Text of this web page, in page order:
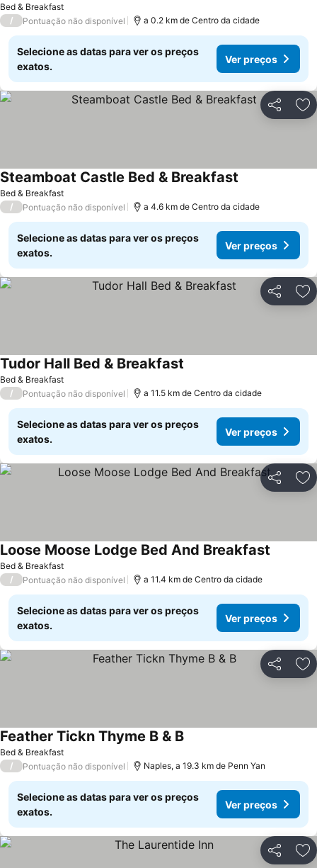
Bed & Breakfast
/ Pontuação não disponível a 0.2 km de Centro da cidade
Selecione as datas para ver os preços
exatos.
Ver preços
Partilhar
Bed & Breakfast
Steamboat Castle Bed & Breakfast
/ Pontuação não disponível a 4.6 km de Centro da cidade
Selecione as datas para ver os preços
exatos.
Ver preços
Partilhar
Bed & Breakfast
Tudor Hall Bed & Breakfast
/ Pontuação não disponível a 11.5 km de Centro da cidade
Selecione as datas para ver os preços
exatos.
Ver preços
Partilhar
Bed & Breakfast
Loose Moose Lodge Bed And Breakfast
/ Pontuação não disponível a 11.4 km de Centro da cidade
Selecione as datas para ver os preços
exatos.
Ver preços
Partilhar
Bed & Breakfast
Feather Tickn Thyme B & BVer preços
/ Pontuação não disponível Naples, a 19.3 km de Penn Yan
Selecione as datas para ver os preços
exatos.
Ver preços
Partilhar